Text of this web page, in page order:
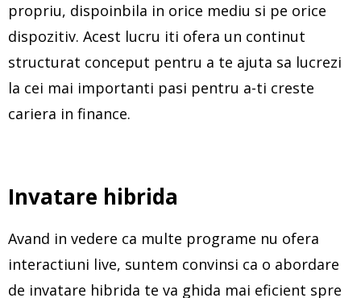
propriu, dispoinbila in orice mediu si pe orice
dispozitiv. Acest lucru iti ofera un continut
structurat conceput pentru a te ajuta sa lucrezi
la cei mai importanti pasi pentru a-ti creste
cariera in finance.
Invatare hibrida
Avand in vedere ca multe programe nu ofera
interactiuni live, suntem convinsi ca o abordare
de invatare hibrida te va ghida mai eficient spre